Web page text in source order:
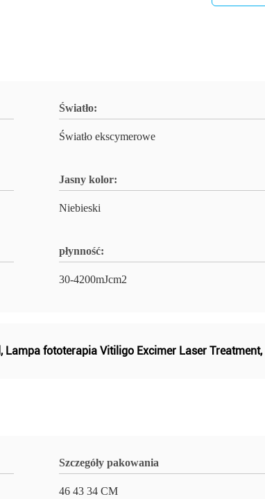
Światło:
Światło ekscymerowe
Jasny kolor:
Niebieski
płynność:
30-4200mJcm2
, Lampa fototerapia Vitiligo Excimer Laser Treatment,
Szczegóły pakowania
46 43 34 CM